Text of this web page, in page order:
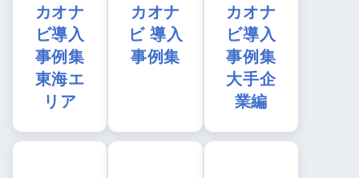
カオナ
ビ導入
事例集
東海エ
リア
カオナ
ビ 導入
事例集
カオナ
ビ導入
事例集
大手企
業編